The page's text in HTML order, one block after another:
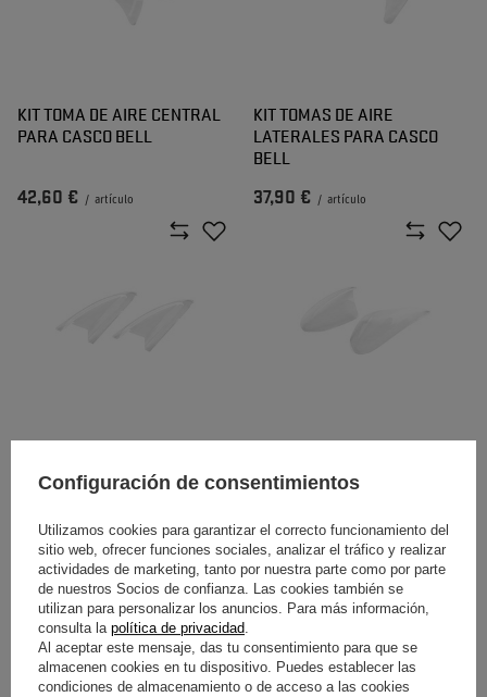
KIT TOMA DE AIRE CENTRAL
PARA CASCO BELL
42,60 € / artículo
KIT TOMAS DE AIRE
LATERALES PARA CASCO
BELL
37,90 € / artículo
PERFIL BAJO PARA CASCO
BELL
36,30 € / artículo
LATERALES PARA CASCO
BELL
36,30 € / artículo
Configuración de consentimientos
Utilizamos cookies para garantizar el correcto funcionamiento del
sitio web, ofrecer funciones sociales, analizar el tráfico y realizar
actividades de marketing, tanto por nuestra parte como por parte
de nuestros Socios de confianza. Las cookies también se
utilizan para personalizar los anuncios. Para más información,
consulta la política de privacidad.
Al aceptar este mensaje, das tu consentimiento para que se
almacenen cookies en tu dispositivo. Puedes establecer las
condiciones de almacenamiento o de acceso a las cookies